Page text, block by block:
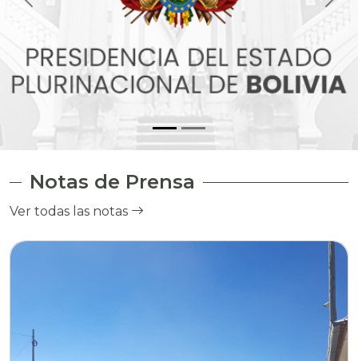
Notas de Prensa
Ver todas las notas